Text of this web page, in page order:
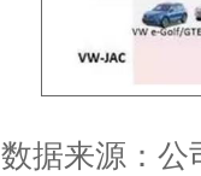
数据来源：公